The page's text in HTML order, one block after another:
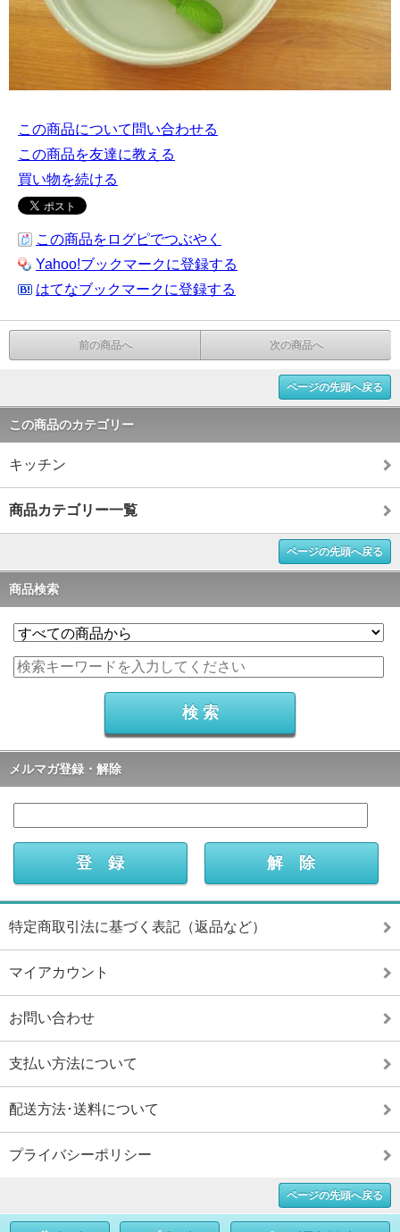
この商品について問い合わせる
この商品を友達に教える
買い物を続ける
この商品をログピでつぶやく
Yahoo!ブックマークに登録する
はてなブックマークに登録する
前の商品へ 次の商品へ
ページの先頭へ戻る
この商品のカテゴリー
キッチン
商品カテゴリー一覧
ページの先頭へ戻る
商品検索
メルマガ登録・解除
特定商取引法に基づく表記（返品など）
マイアカウント
お問い合わせ
支払い方法について
配送方法･送料について
プライバシーポリシー
ページの先頭へ戻る